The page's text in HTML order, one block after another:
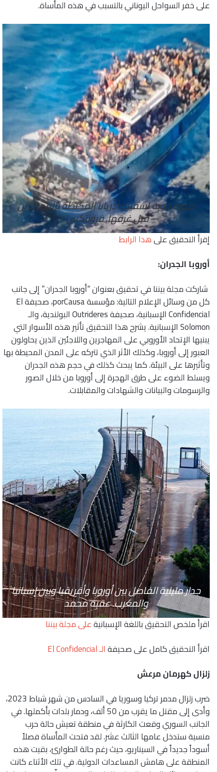
على خفر السواحل اليوناني بالتسبب في هذه المأساة.
صورة جوية لسفينة أدريانا المكتظة بالمهاجرين
قبل غرقها. فرونتكس
إقرأ التحقيق علىهذا الرابط
أوروبا الجدران:
شاركت مجلة بيننا في تحقيق بعنوان “أوروبا الجدران” إلى جانب
كل من وسائل الإعلام التالية: مؤسسة porCausa، صحيفة El
Confidencial الإسبانية، صحيفة Outrideres البولندية، والـ
Solomon الإسبانية. يشرح هذا التحقيق تأثير هذه الأسوار التي
يبنيها الإتحاد الأوروبي على المهاجرين واللاجئين الذين يحاولون
العبور إلى أوروبا، وكذلك الأثر الذي تتركه على المدن المحيطة بها
وتأثيرها على البيئة. كما يبحث كذلك في حجم هذه الجدران
ويسلط الضوء على طرق الهجرة إلى أوروبا من خلال الصور
والرسومات والبيانات والشهادات والمقابلات.
جدار مليلية الفاصل بين أوروبا وأفريقيا وبين إسبانيا
والمغرب. عقبة محمد
اقرأ ملخص التحقيق باللغة الإسبانيةعلى مجلة بيننا
اقرأ التحقيق كامل على صحيفةالـ El Confidencial
زلزال كهرمان مرعش
ضرب زلزال مدمر تركيا وسوريا في السادس من شهر شباط 2023،
وأدى إلى مقتل ما يقرب من 50 ألف، ودمار بلدات بأكملها. في
الجانب السوري وقعت الكارثة في منطقة تعيش حالة حرب
منسية ستدخل عامها الثالث عشر. لقد فتحت المأساة فصلاً
أسوداً جديداً في السيناريو، حيث رغم حالة الطوارئ، بقيت هذه
المنطقة على هامش المساعدات الدولية. في تلك الأثناء كانت